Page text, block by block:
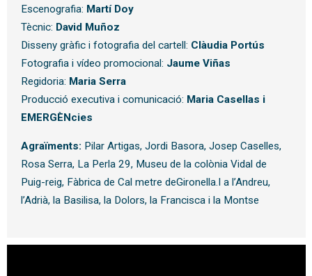
Escenografia: Martí Doy
Tècnic: David Muñoz
Disseny gràfic i fotografia del cartell: Clàudia Portús
Fotografia i vídeo promocional: Jaume Viñas
Regidoria: Maria Serra
Producció executiva i comunicació: Maria Casellas i
EMERGÈNcies
Agraïments: Pilar Artigas, Jordi Basora, Josep Caselles,
Rosa Serra, La Perla 29, Museu de la colònia Vidal de
Puig-reig, Fàbrica de Cal metre deGironella.I a l’Andreu,
l’Adrià, la Basilisa, la Dolors, la Francisca i la Montse